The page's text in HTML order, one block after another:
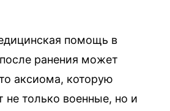
помощь в
ранения может
аксиома, которую
не только военные, но и